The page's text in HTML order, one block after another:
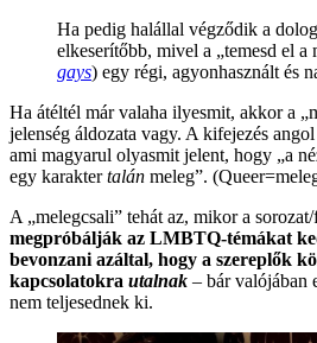
Ha pedig halállal végződik a
elkeserítőbb, mivel a „temesd el a
gays) egy régi, agyonhasznált és
Ha átéltél már valaha ilyesmit, akkor a
jelenség áldozata vagy. A kifejezés
ami magyarul olyasmit jelent, hogy „a
egy karaktertalán meleg”.
A „melegcsali” tehát az, mikor a
megpróbálják az LMBTQ-témákat
bevonzani azáltal, hogy a szereplők
kapcsolatokra utalnak – bár valójában
nem teljesednek ki.